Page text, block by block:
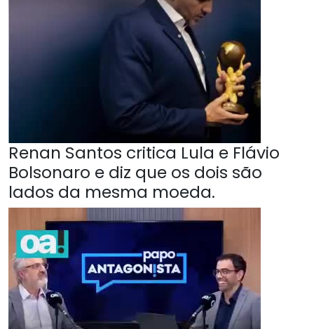
Renan Santos critica Lula e Flávio
Bolsonaro e diz que os dois são
lados da mesma moeda.